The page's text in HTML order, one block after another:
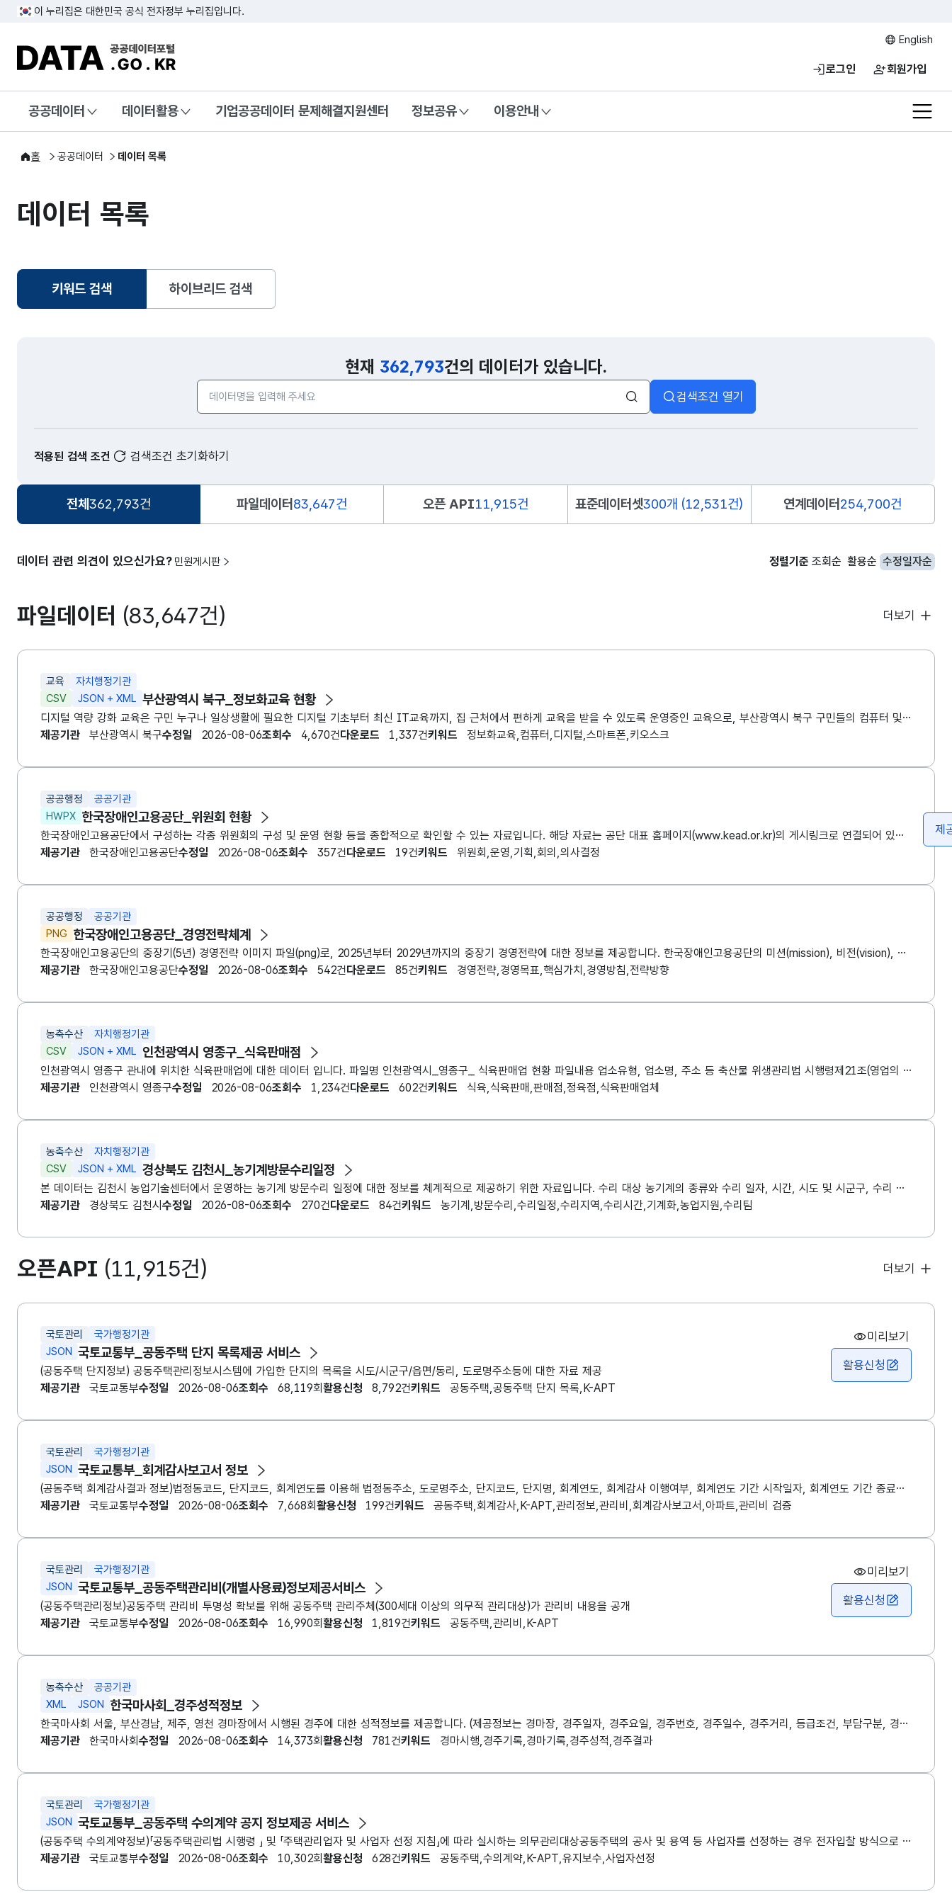
이 누리집은 대한민국 공식 전자정부 누리집입니다.
DATA.GO.KR 공공데이터포털
English
로그인 회원가입
전체
공공데이터 데이터활용 기업공공데이터 문제해결지원센터 정보공유 이용안내
홈 공공데이터 데이터 목록
데이터 목록
키워드 검색
선택됨
하이브리드 검색
현재 362,793건의 데이터가 있습니다.
검색어 입력창
검색 검색조건 열기
적용된 검색 조건 검색조건 초기화하기
전체362,793건 파일데이터 83,647건 오픈 API11,915건 표준데이터셋300개 (12,531건) 연계데이터 254,700건
데이터 관련 의견이 있으신가요? 민원게시판 정렬기준 조회순 활용순 수정일자순
파일데이터 (83,647건) 더보기
교육
자치행정기관
CSV
JSON + XML 부산광역시 북구_정보화교육 현황
디지털 역량 강화 교육은 구민 누구나 일상생활에 필요한 디지털 기초부터 최신 IT교육까지, 집 근처에서 편하게 교육을 받을 수 있도록 운영중인 교육으로, 부산광역시 북구 구민들의 컴퓨터 및 스마트 기기 활용 능력을 높여 정보 격차를 해소하고 일상생활은 물론 사회활동과 취업 등 다양한 분야에서 디지털 기술을 효과적으로 활용할 수 있도록 돕기 위한 취지로 운영되고 있습니다. 해당 교육과 관련한 본 데이터에는 교육과정, 교육내용, 교육시작일, 교육종료일, 연락처, 전화번호, 안내홈페이지에 대한 정보가 포함됩니다.
제공기관
부산광역시 북구수정일 2026-08-06조회수 4,670건다운로드 1,337건키워드 정보화교육,컴퓨터,디지털,스마트폰,키오스크
공공행정
공공기관
HWPX 한국장애인고용공단_위원회 현황
한국장애인고용공단에서 구성하는 각종 위원회의 구성 및 운영 현황 등을 종합적으로 확인할 수 있는 자료입니다. 해당 자료는 공단 대표 홈페이지(www.kead.or.kr)의 게시링크로 연결되어 있으며, 연결된 링크로 접속하시면 한국장애인고용공단에서 운영하고 있는 위원회에 대한 정보를 연단위 게시글로 확인하실 수 있습니다. 게시글에 첨부된 한글파일에는 위원회의 위원장, 위원장 임기, 전체 위원 수, 외부 위원 수, 개최 주기, 설치 근거, 위원회 기능 등에 대한 상세 정보를 확인하실 수 있습니다.
제공기관
한국장애인고용공단수정일 2026-08-06조회수 357건다운로드 19건키워드 위원회,운영,기획,회의,의사결정
제
공공행정
공공기관
PNG 한국장애인고용공단_경영전략체계
한국장애인고용공단의 중장기(5년) 경영전략 이미지 파일(png)로, 2025년부터 2029년까지의 중장기 경영전략에 대한 정보를 제공합니다. 한국장애인고용공단의 미션(mission), 비전(vision), 핵심가치 및 경영방침, 경영목표, 전략방향과 그에 따른 전략과제에 대한 정보를 포함한 경영전략체계도 데이터 입니다. 해당 데이터는 연 단위 주기로 업데이트 되며, 한국장애인고용공단의 온라인 홈페이지(https://www.kead.or.kr)를 통해서도 확인하실 수 있습니다.
제공기관
한국장애인고용공단수정일 2026-08-06조회수 542건다운로드 85건키워드 경영전략,경영목표,핵심가치,경영방침,전략방향
농축수산
자치행정기관
CSV
JSON + XML 인천광역시 영종구_식육판매점
인천광역시 영종구 관내에 위치한 식육판매업에 대한 데이터 입니다. 파일명 인천광역시_영종구_ 식육판매업 현황 파일내용 업소유형, 업소명, 주소 등 축산물 위생관리법 시행령제21조(영업의 세부 종류와 범위) 7. 축산물판매업의 경우에는 다음 각 목의 구분에 따른 영업 가. 식육판매업: 식육 또는 포장육을 전문적으로 판매하는 영업(포장육을 다시 절단하거나 나누어 판매하는 영업을 포함한다). 다만, 다음의 어느 하나에 해당하는 경우는 제외한다. 1) 식품을 소매로 판매하는 점포를 경영하는 자(이하 이 호 및 제8호에서 “식품점포경영자”라 한다) 또는 식육판매업 외의 축산물판매업 영업자가 닭ㆍ오리의 식육(제12조의7제2항제1호에 따른 도축업의 영업자가 개체별로 포장한 닭ㆍ오리의 식육을 말한다. 이하 이 호 및 제8호에서 같다) 또는 포장육을 해당 점포 또는 영업장에 있는 냉장시설 또는 냉동시설에 보관 또는 진열하여 그 포장을 뜯지 않은 상태 그대로 해당 점포 또는 영업장에서 최종 소비자에게 판매하는 경우(전화 또는 홈페이지 등을 통해 주문을 받아 배송ㆍ판매하는 경우를 포함한다) 2) 「식품위생법 시행령」 제21조제5호나목4)에 따른 집단급식소 식품판매업의 영업자가 닭ㆍ오리의 식육 또는 포장육을 그 포장을 뜯지 아니한 상태 그대로 「식품위생법」 제2조제12호에 따른 집단급식소의 설치ㆍ운영자 또는 같은 법 시행령 제21조제8호마목에 따른 위탁급식영업의 영업자에게 판매하는 경우 3) 식육포장처리업의 영업자가 자신이 만든 포장육을 직접 판매하는 경우 4) 제8호에 따른 식육즉석판매가공업의 신고를 하고 해당 영업을 하는 경우 5) 「전자상거래 등에서의 소비자보호에 관한 법률」 제2조제3호에 따른 통신판매업자가 닭ㆍ오리의 식육 또는 포장육을 판매하는 경우(판매할 때 보관ㆍ관리 또는 배송을 식육판매업 또는 식육포장처리업의 영업자에게 위탁하는 경우로 한정한다)
제공기관
인천광역시 영종구수정일 2026-08-06조회수 1,234건다운로드 602건키워드 식육,식육판매,판매점,정육점,식육판매업체
농축수산
자치행정기관
CSV
JSON + XML 경상북도 김천시_농기계방문수리일정
본 데이터는 김천시 농업기술센터에서 운영하는 농기계 방문수리 일정에 대한 정보를 체계적으로 제공하기 위한 자료입니다. 수리 대상 농기계의 종류와 수리 일자, 시간, 시도 및 시군구, 수리 지역과 상세 주소, 그리고 해당 업무를 수행하는 수리팀 등의 항목으로 구성되어 있습니다. 이 데이터는 농업인의 불편을 최소화하고, 농기계 고장 발생 시 신속한 현장 대응을 통해 영농 차질을 줄이기 위해 운영되고 있습니다. 또한 지역별 수리 일정과 팀 배치 현황을 투명하게 제공함으로써 농업인이 수리 일정을 사전에 확인하고 대응할 수 있도록 도와주며, 농업기술센터 내부적으로도 수리 수요 분석, 정비 인력 운영, 장비 이동 경로 최적화 등에 활용할 수 있는 기초 자료로 활용됩니다. 향후 기계 고장 이력과 정비 효율성 분석, 수리 수요 예측 등 스마트한 농기계 관리 체계 구축을 위한 기반 자료로서도 가치가 있습니다.
제공기관
경상북도 김천시 수정일 2026-08-06조회수 270건다운로드 84건키워드 농기계,방문수리,수리일정,수리지역,수리시간,기계화,농업지원,수리팀
오픈API (11,915건) 더보기
국토관리
국가행정기관
JSON 국토교통부_공동주택 단지 목록제공 서비스
(공동주택 단지정보) 공동주택관리정보시스템에 가입한 단지의 목록을 시도/시군구/읍면/동리, 도로명주소등에 대한 자료 제공
제공기관
국토교통부수정일 2026-08-06조회수 68,119회 활용신청 8,792건키워드 공동주택,공동주택 단지 목록,K-APT
미리보기
활용신청
국토관리
국가행정기관
JSON 국토교통부_회계감사보고서 정보
(공동주택 회계감사결과 정보)법정동코드, 단지코드, 회계연도를 이용해 법정동주소, 도로명주소, 단지코드, 단지명, 회계연도, 회계감사 이행여부, 회계연도 기간 시작일자, 회계연도 기간 종료일자, 회계감사 미실시 동의세대수, 회계감사 대상 세대수(입주한 경우만), 등록일, 결산기준년도, 결산기준월, 회계감사업체명, 계약금액(부가세제외), 회계감사계약체결일, 회계감사 현장감사 착수일, 회계감사 현장감사 종료일, 연간관리수입총액, 연간관리비용지출총액, 기타수입총액, 당기순이익을 조회할 수 있는 회계감사보고서 정보제공 서비스. 아파트 관리주체가 회계사를 통해 관리비 및 회계의 투명성과 적정성을 검증받음.
제공기관
국토교통부수정일 2026-08-06조회수 7,668회 활용신청 199건키워드 공동주택,회계감사,K-APT,관리정보,관리비,회계감사보고서,아파트,관리비 검증
국토관리
국가행정기관
JSON 국토교통부_공동주택관리비(개별사용료)정보제공서비스
(공동주택관리정보)공동주택 관리비 투명성 확보를 위해 공동주택 관리주체(300세대 이상의 의무적 관리대상)가 관리비 내용을 공개
제공기관
국토교통부수정일 2026-08-06조회수 16,990회 활용신청 1,819건키워드 공동주택,관리비,K-APT
미리보기
활용신청
농축수산
공공기관
XML
JSON 한국마사회_경주성적정보
한국마사회 서울, 부산경남, 제주, 영천 경마장에서 시행된 경주에 대한 성적정보를 제공합니다. (제공정보는 경마장, 경주일자, 경주요일, 경주번호, 경주일수, 경주거리, 등급조건, 부담구분, 경주조건, 연령조건, 날씨, 주로, 경주명, 1착상금, 2착상금, 3착상금, 4착상금, 5착상금, 부가상금1, 부가상금2, 부가상금3, 순위, 순위비고, 출주번호, 마명, 마번, 국적, 연령, 생년월일, 성별, 부담중량, 레이팅(등급), 기수명, 기수번호, 조교사명, 조교사번호, 마주명, 마주번호, 경주기록, 마체중, 도착차, S1F순위, 부경G8F_서울제주1C, 부경G6F_서울제주2C, 부경G4F_서울제주3C, 부경G3F_서울제주4C, 부경G2F, G1F순위, S1F기록, 1C기록, 2C기록, 3C기록, 4C기록, 부경400, G3F기록, 부경G2F, G1F기록, 단승식 배당율, 연승식 배당율, 승군순위, 기수감량, 장구내역, 부담중량신청표기 자료입니다.) ※ 요약어 추가설명 - F (FURLONG) : 200미터 구간 - C (CORNER) : 곡선주로 구간 - S1F : 출발지 기준 200미터 구간 - G1F : 도착지 기준 200미터 구간 - G3F : 도착지 기준 600미터 구간 ※ 영천경마 시행 이후 요청메세지 경마장번호(meet)에 4를 입력시 영천경마 자료를 조회할 수 있습니다.
제공기관
한국마사회 수정일 2026-08-06조회수 14,373회 활용신청 781건키워드 경마시행,경주기록,경마기록,경주성적,경주결과
국토관리
국가행정기관
JSON 국토교통부_공동주택 수의계약 공지 정보제공 서비스
(공동주택 수의계약정보)「공동주택관리법 시행령 」 및 「주택관리업자 및 사업자 선정 지침」에 따라 실시하는 의무관리대상공동주택의 공사 및 용역 등 사업자를 선정하는 경우 전자입찰 방식으로 사업자를 선정할 수 있으며, 공동주택관리정보시스템으로 제공되는 전자입찰시스템을 이용할 수 있음. 다만 「주택관리업자 및 사업자 선정 지침」에 따라 해당되는 경우 '수의계약'으로 할 수 있으며 이에 따라 공동주택관리시스템에 축적된 공동주택별 공동주택 위탁관리, 공사, 용역, 물품, 기타에 관한 '수의계약' 관련 정보 제공
제공기관
국토교통부수정일 2026-08-06조회수 10,302회 활용신청 628건키워드 공동주택,수의계약,K-APT,유지보수,사업자선정